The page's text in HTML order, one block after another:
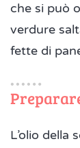
che si può
verdure
fette di
L’olio della